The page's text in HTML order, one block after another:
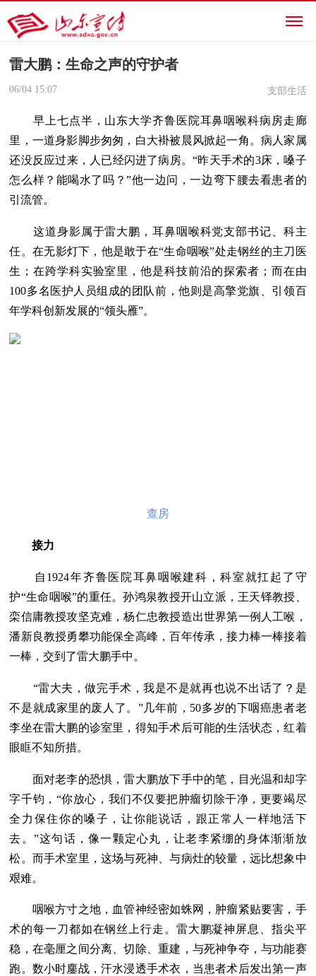
雷大鹏：生命之声的守护者
06/04 15:07 支部生活
早上七点半，山东大学齐鲁医院耳鼻咽喉科病房走廊
里，一道身影脚步匆匆，白大褂被晨风掀起一角。病人家属
还没反应过来，人已经闪进了病房。“昨天手术的3床，嗓子
怎么样？能喝水了吗？”他一边问，一边弯下腰去看患者的
引流管。
这道身影属于雷大鹏，耳鼻咽喉科党支部书记、科主
任。在无影灯下，他是敢于在“生命咽喉”处走钢丝的主刀医
生；在跨学科实验室里，他是科技前沿的探索者；而在由
100多名医护人员组成的团队前，他则是高擎党旗、引领百
年学科创新发展的“领头雁”。
查房
接力
自1924年齐鲁医院耳鼻咽喉建科，科室就扛起了守
护“生命咽喉”的重任。孙鸿泉教授开山立派，王天铎教授、
栾信庸教授攻坚克难，杨仁忠教授造出世界第一例人工喉，
潘新良教授勇攀功能保全高峰，百年传承，接力棒一棒接着
一棒，交到了雷大鹏手中。
“雷大夫，做完手术，我是不是就再也说不出话了？是
不是就成家里的废人了。”几年前，50多岁的下咽癌患者老
李坐在雷大鹏的诊室里，得知手术后可能的生活状态，红着
眼眶不知所措。
面对老李的恐惧，雷大鹏放下手中的笔，目光温和却字
字千钧，“你放心，我们不仅要把肿瘤切除干净，更要竭尽
全力保住你的嗓子，让你能说话，跟正常人一样地活下
去。”这句话，像一颗定心丸，让老李紧绷的身体渐渐放
松。而手术室里，这场与死神、与病灶的较量，远比想象中
艰难。
咽喉方寸之地，血管神经密如蛛网，肿瘤紧贴要害，手
术的每一刀都如在钢丝上行走。雷大鹏凝神屏息、指尖平
稳，在毫厘之间分离、切除、重建，与死神争夺，与功能赛
跑。数小时鏖战，汗水浸透手术衣，当患者术后发出第一声